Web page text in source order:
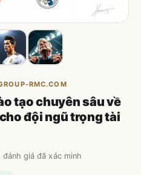
RMC.COM
tạo chuyên sâu về
đội ngũ trọng tài
giá đã xác minh